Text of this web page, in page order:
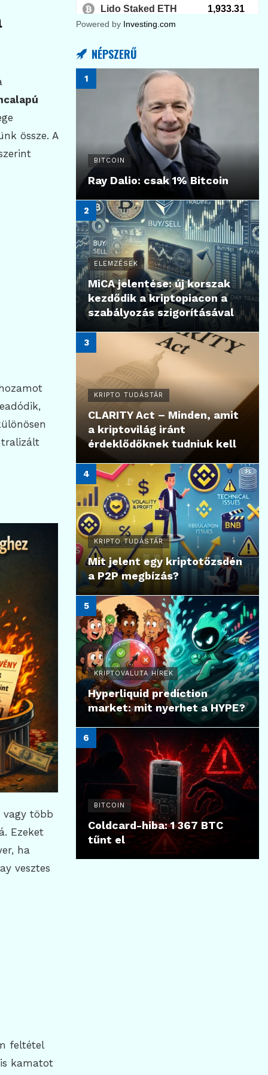
össze. A
vagy több
Ezeket
ha
vesztes
feltétel
kamatot
Powered by Investing.com
NÉPSZERŰ
BITCOIN
Ray Dalio: csak 1% Bitcoin
ELEMZÉSEK
MiCA jelentése: új korszak
kezdődik a kriptopiacon a
szabályozás szigorításával
KRIPTO TUDÁSTÁR
CLARITY Act – Minden, amit
a kriptovilág iránt
érdeklődőknek tudniuk kell
KRIPTO TUDÁSTÁR
Mit jelent egy kriptotőzsdén
a P2P megbízás?
KRIPTOVALUTA HÍREK
Hyperliquid prediction
market: mit nyerhet a HYPE?
BITCOIN
Coldcard-hiba: 1 367 BTC
tűnt el